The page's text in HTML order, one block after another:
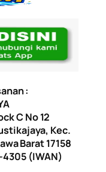
:
C No 12
Kec.
Barat 17158
(IWAN)